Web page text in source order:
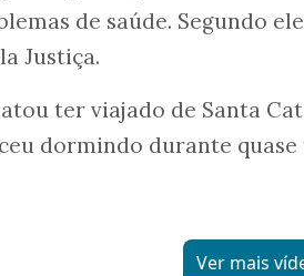
de saúde. Segundo
Justiça.
ter viajado de Santa
dormindo durante
Ver mais